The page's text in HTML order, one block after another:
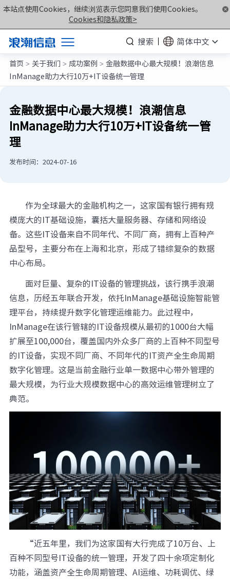
本站点使用Cookies，继续浏览表示您同意我们使用Cookies。
Cookies和隐私政策>
搜索
简体中文
产品
解决方案
服务支持
如何购买
合作伙伴
联合创新平台
计算产业洞察
元脑品牌升级公告
首页 > 关于我们 > 成功案例 > 金融数据中心最大规模！浪潮信息
InManage助力大行10万+IT设备统一管理
金融数据中心最大规模！浪潮信息
InManage助力大行10万+IT设备统一管
理
发布时间：2024-07-16
作为全球最大的金融机构之一，这家国有银行拥有规
模庞大的IT基础设施，囊括大量服务器、存储和网络设
备。这些IT设备来自不同年代、不同厂商，拥有上百种产
品型号，主要分布在上海和北京，形成了错综复杂的数据
中心布局。
面对巨量、复杂的IT设备的管理挑战，该行携手浪潮
信息，历经五年联合开发，依托InManage基础设施智能管
理平台，持续提升数字化管理运维能力。此过程中，
InManage在该行管辖的IT设备规模从最初的1000台大幅
扩展至100,000台，覆盖国内外众多厂商的上百种不同型号
的IT设备，实现不同厂商、不同年代的IT资产全生命周期
数字化管理。这是当前金融行业单一数据中心带外管理的
最大规模，为行业大规模数据中心的高效运维管理树立了
典范。
“近五年里，我们为这家国有大行完成了10万台、上
百种不同型号IT设备的统一管理，开发了四十余项定制化
功能，涵盖资产全生命周期管理、AI运维、功耗调优、绿